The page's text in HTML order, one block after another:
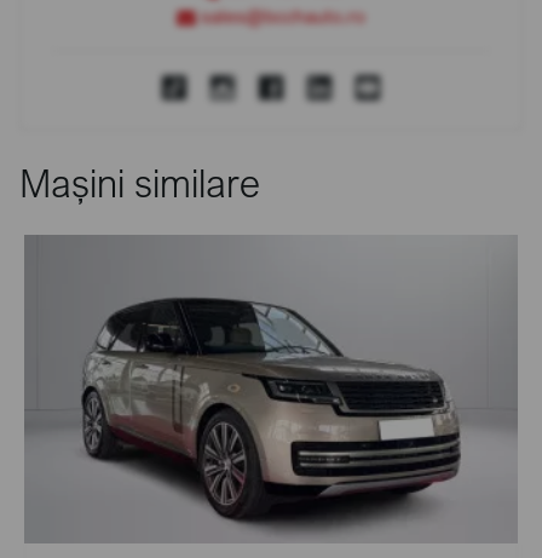
sales@bcchauto.ro
Mașini similare